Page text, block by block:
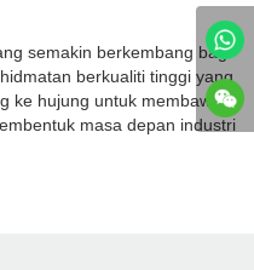
semakin berkembang bagi
berkualiti tinggi yang
ke hujung untuk membawa
masa depan industri